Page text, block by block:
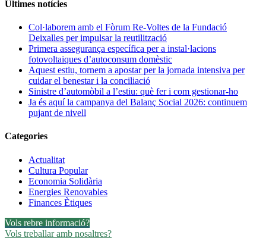
apostar
per
la
jornada
intensiva
per
cuidar
el
benestar
Últimes notícies
Col·laborem amb el Fòrum Re-Voltes de la Fundació
Deixalles per impulsar la reutilització
Primera assegurança específica per a instal·lacions
fotovoltaiques d’autoconsum domèstic
Aquest estiu, tornem a apostar per la jornada intensiva per
cuidar el benestar i la conciliació
Sinistre d’automòbil a l’estiu: què fer i com gestionar-ho
Ja és aquí la campanya del Balanç Social 2026: continuem
pujant de nivell
Categories
Actualitat
Cultura Popular
Economia Solidària
Energies Renovables
Finances Ètiques
Vols rebre informació?
Vols treballar amb nosaltres?